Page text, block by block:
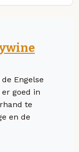
Engelse
goed in
te
en de